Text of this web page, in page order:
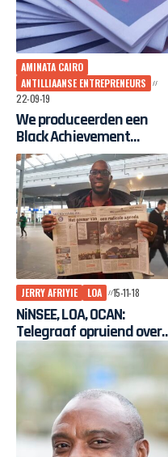
AMINATA CAIRO
ANTILLIAANSE ENTREPRENEURS
22-09-19
We produceerden een
Black Achievement
Magazine
JERRY AFRIYIE LOA 15-11-18
NiNSEE, LOA, OCAN:
Telegraaf opruiend over
Mitchell Esajas en Jerry
Afriyie